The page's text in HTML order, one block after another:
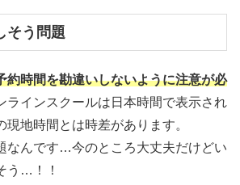
そう問題
約時間を勘違いしないように注意が必
ラインスクールは日本時間で表示され
現地時間とは時差があります。
なんです…今のところ大丈夫だけどい
う…！！